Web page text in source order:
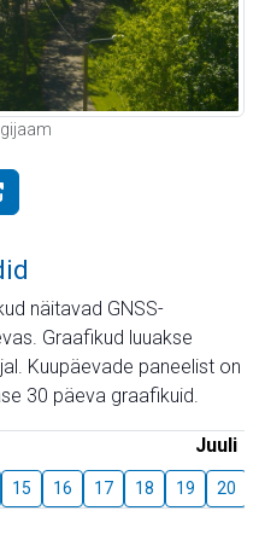
näitavad GNSS-
Graafikud luuakse
Kuupäevade paneelist on
30 päeva graafikuid.
Juuli
15 16 17 18 19 20